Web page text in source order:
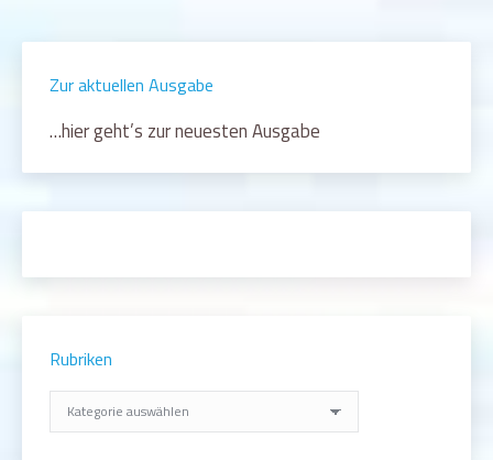
Zur aktuellen Ausgabe
…hier geht’s zur neuesten Ausgabe
Rubriken
Rubriken